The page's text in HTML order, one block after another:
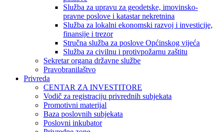
Služba za upravu za geodetske, imovinsko-
pravne poslove i katastar nekretnina
Služba za lokalni ekonomski razvoj i investicije,
finansije i trezor
Stručna služba za poslove Općinskog vijeća
Služba za civilnu i protivpožarnu zaštitu
Sekretar organa državne službe
Pravobranilaštvo
Privreda
CENTAR ZA INVESTITORE
Vodič za registraciju privrednih subjekata
Promotivni materijal
Baza poslovnih subjekata
Poslovni inkubator